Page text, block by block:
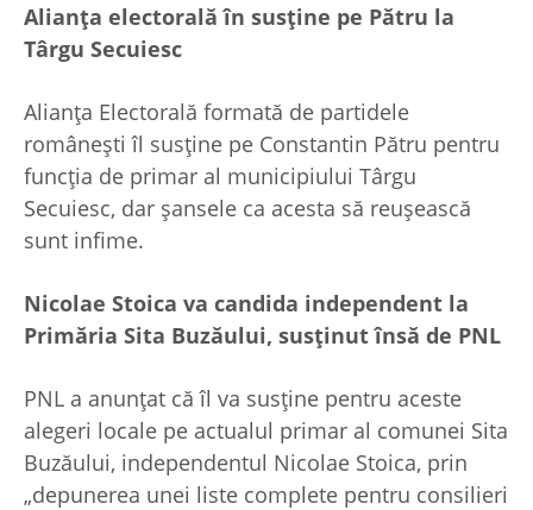
Alianța electorală în susține pe Pătru la
Târgu Secuiesc
Alianța Electorală formată de partidele
românești îl susține pe Constantin Pătru pentru
funcția de primar al municipiului Târgu
Secuiesc, dar şansele ca acesta să reuşească
sunt infime.
Nicolae Stoica va candida independent la
Primăria Sita Buzăului, susținut însă de PNL
PNL a anunțat că îl va susține pentru aceste
alegeri locale pe actualul primar al comunei Sita
Buzăului, independentul Nicolae Stoica, prin
„depunerea unei liste complete pentru consilieri